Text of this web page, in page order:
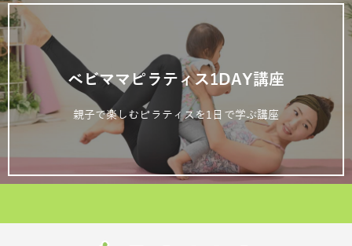
ベビママピラティス1DAY講座
親子で楽しむピラティスを1日で学ぶ講座